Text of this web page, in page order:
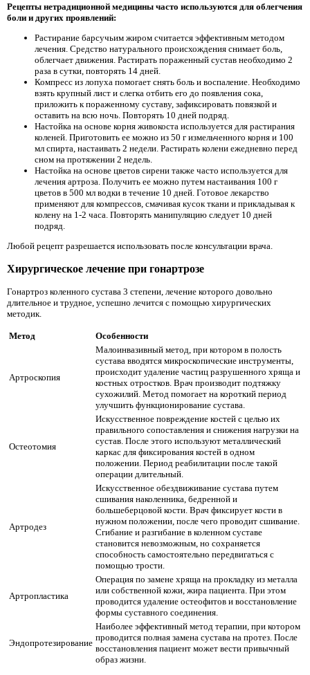
Рецепты нетрадиционной медицины часто используются для облегчения
боли и других проявлений:
Растирание барсучьим жиром считается эффективным методом
лечения. Средство натурального происхождения снимает боль,
облегчает движения. Растирать пораженный сустав необходимо 2
раза в сутки, повторять 14 дней.
Компресс из лопуха помогает снять боль и воспаление. Необходимо
взять крупный лист и слегка отбить его до появления сока,
приложить к пораженному суставу, зафиксировать повязкой и
оставить на всю ночь. Повторять 10 дней подряд.
Настойка на основе корня живокоста используется для растирания
коленей. Приготовить ее можно из 50 г измельченного корня и 100
мл спирта, настаивать 2 недели. Растирать колени ежедневно перед
сном на протяжении 2 недель.
Настойка на основе цветов сирени также часто используется для
лечения артроза. Получить ее можно путем настаивания 100 г
цветов в 500 мл водки в течение 10 дней. Готовое лекарство
применяют для компрессов, смачивая кусок ткани и прикладывая к
колену на 1-2 часа. Повторять манипуляцию следует 10 дней
подряд.
Любой рецепт разрешается использовать после консультации врача.
Хирургическое лечение при гонартрозе
Гонартроз коленного сустава 3 степени, лечение которого довольно
длительное и трудное, успешно лечится с помощью хирургических
методик.
Метод Особенности
Артроскопия
Малоинвазивный метод, при котором в полость
сустава вводятся микроскопические инструменты,
происходит удаление частиц разрушенного хряща и
костных отростков. Врач производит подтяжку
сухожилий. Метод помогает на короткий период
улучшить функционирование сустава.
Остеотомия
Искусственное повреждение костей с целью их
правильного сопоставления и снижения нагрузки на
сустав. После этого используют металлический
каркас для фиксирования костей в одном
положении. Период реабилитации после такой
операции длительный.
Артродез
Искусственное обездвиживание сустава путем
сшивания наколенника, бедренной и
большеберцовой кости. Врач фиксирует кости в
нужном положении, после чего проводит сшивание.
Сгибание и разгибание в коленном суставе
становится невозможным, но сохраняется
способность самостоятельно передвигаться с
помощью трости.
Артропластика
Операция по замене хряща на прокладку из металла
или собственной кожи, жира пациента. При этом
проводится удаление остеофитов и восстановление
формы суставного соединения.
Эндопротезирование
Наиболее эффективный метод терапии, при котором
проводится полная замена сустава на протез. После
восстановления пациент может вести привычный
образ жизни.